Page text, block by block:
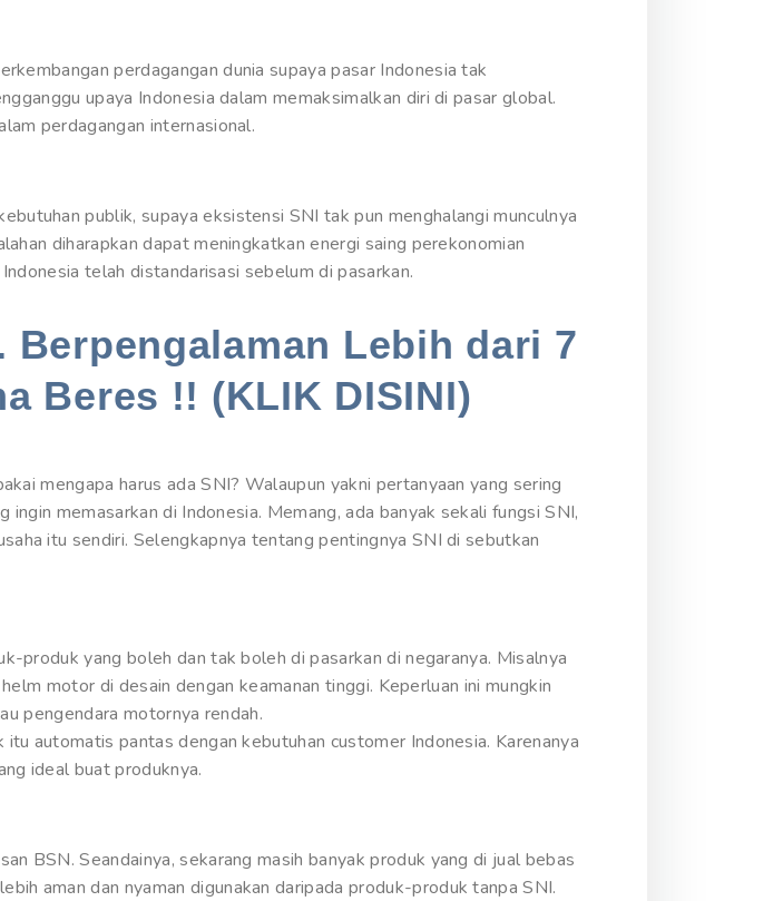
perdagangan dunia supaya pasar Indonesia tak
upaya Indonesia dalam memaksimalkan diri di pasar global.
perdagangan internasional.
publik, supaya eksistensi SNI tak pun menghalangi munculnya
diharapkan dapat meningkatkan energi saing perekonomian
telah distandarisasi sebelum di pasarkan.
Berpengalaman Lebih dari 7
Beres !! (KLIK DISINI)
mengapa harus ada SNI? Walaupun yakni pertanyaan yang sering
memasarkan di Indonesia. Memang, ada banyak sekali fungsi SNI,
itu sendiri. Selengkapnya tentang pentingnya SNI di sebutkan
yang boleh dan tak boleh di pasarkan di negaranya. Misalnya
motor di desain dengan keamanan tinggi. Keperluan ini mungkin
pengendara motornya rendah.
automatis pantas dengan kebutuhan customer Indonesia. Karenanya
ideal buat produknya.
BSN. Seandainya, sekarang masih banyak produk yang di jual bebas
aman dan nyaman digunakan daripada produk-produk tanpa SNI.